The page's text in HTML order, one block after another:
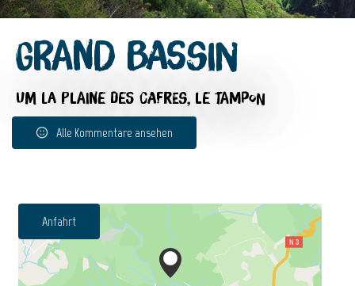
Grand Bassin
UM LA PLAINE DES CAFRES, LE TAMPON
Alle Kommentare ansehen
Anfahrt